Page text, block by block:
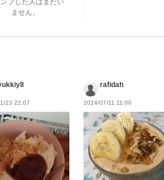
プした人はまだい
ません。
23 22:07
rafidah
2024/07/11 11:00